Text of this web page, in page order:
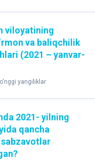
viloyatining
va baliqchilik
(2021 – yanvar-
yangiliklar
2021- yilning
qancha